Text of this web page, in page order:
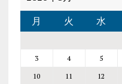
月
火 水
3
4 5
10
11 12